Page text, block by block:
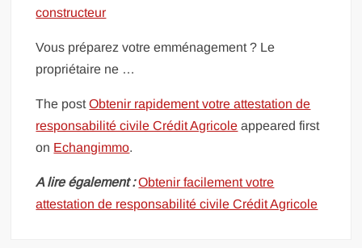
constructeur
Vous préparez votre emménagement ? Le
propriétaire ne …
The postObtenir rapidement votre attestation de
responsabilité civile Crédit Agricole appeared first
on Echangimmo.
A lire également : Obtenir facilement votre
attestation de responsabilité civile Crédit Agricole